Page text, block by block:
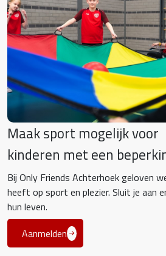
Maak sport mogelijk voor
kinderen met een
Bij Only Friends Achterhoek geloven
heeft op sport en plezier. Sluit je aan
hun leven.
Aanmelden